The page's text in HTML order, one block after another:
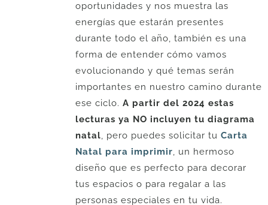
oportunidades y nos muestra las
energías que estarán presentes
durante todo el año, también es una
forma de entender cómo vamos
evolucionando y qué temas serán
importantes en nuestro camino durante
ese ciclo. A partir del 2024 estas
lecturas ya NO incluyen tu diagrama
natal, pero puedes solicitar tu Carta
Natal para imprimir, un hermoso
diseño que es perfecto para decorar
tus espacios o para regalar a las
personas especiales en tu vida.